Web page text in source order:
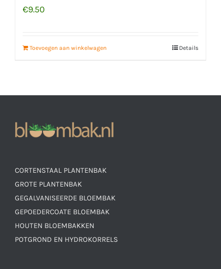
€9.50
Toevoegen aan winkelwagen Details
CORTENSTAAL PLANTENBAK
GROTE PLANTENBAK
GEGALVANISEERDE BLOEMBAK
GEPOEDERCOATE BLOEMBAK
HOUTEN BLOEMBAKKEN
POTGROND EN HYDROKORRELS